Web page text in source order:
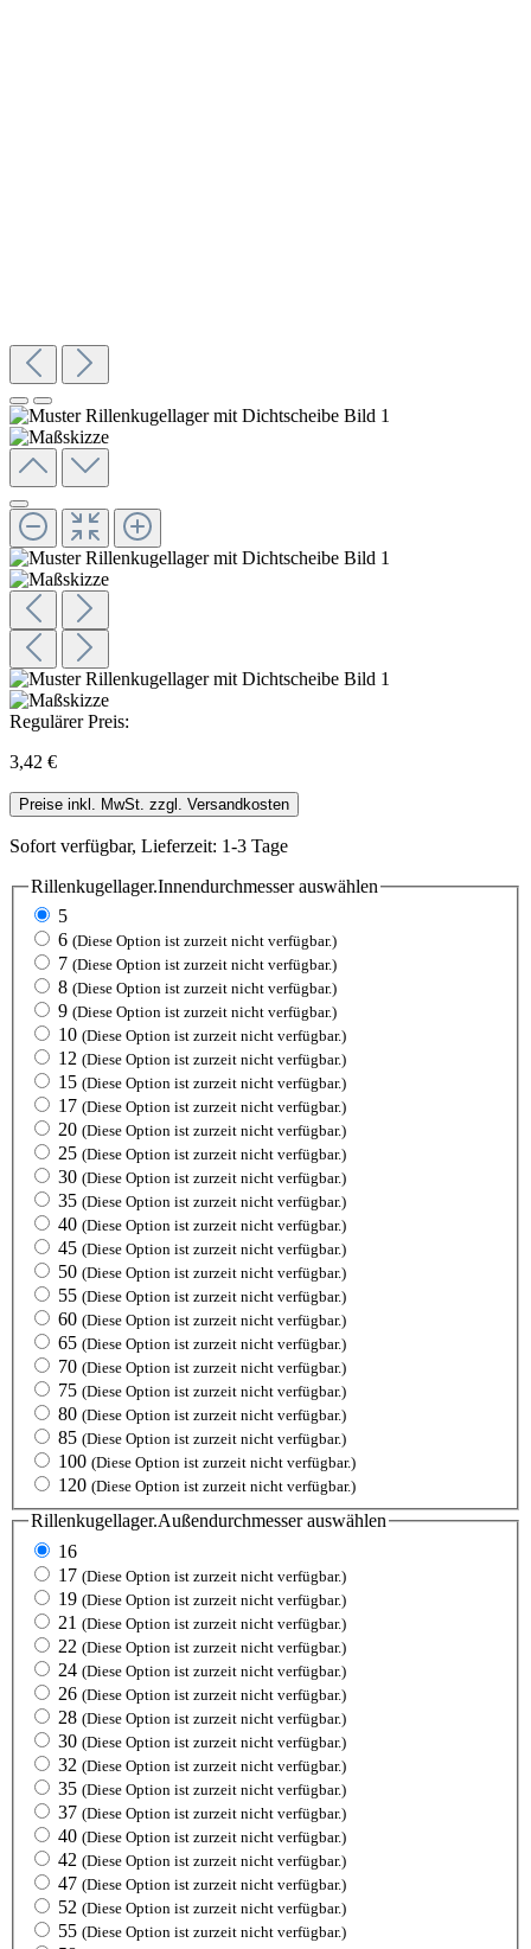
Regulärer Preis:
3,42 €
Preise inkl. MwSt. zzgl. Versandkosten
Sofort verfügbar, Lieferzeit: 1-3 Tage
Rillenkugellager.Innendurchmesserauswählen
5
6 (Diese Option ist zurzeit nicht verfügbar.)
7 (Diese Option ist zurzeit nicht verfügbar.)
8 (Diese Option ist zurzeit nicht verfügbar.)
9 (Diese Option ist zurzeit nicht verfügbar.)
10 (Diese Option ist zurzeit nicht verfügbar.)
12 (Diese Option ist zurzeit nicht verfügbar.)
15 (Diese Option ist zurzeit nicht verfügbar.)
17 (Diese Option ist zurzeit nicht verfügbar.)
20 (Diese Option ist zurzeit nicht verfügbar.)
25 (Diese Option ist zurzeit nicht verfügbar.)
30 (Diese Option ist zurzeit nicht verfügbar.)
35 (Diese Option ist zurzeit nicht verfügbar.)
40 (Diese Option ist zurzeit nicht verfügbar.)
45 (Diese Option ist zurzeit nicht verfügbar.)
50 (Diese Option ist zurzeit nicht verfügbar.)
55 (Diese Option ist zurzeit nicht verfügbar.)
60 (Diese Option ist zurzeit nicht verfügbar.)
65 (Diese Option ist zurzeit nicht verfügbar.)
70 (Diese Option ist zurzeit nicht verfügbar.)
75 (Diese Option ist zurzeit nicht verfügbar.)
80 (Diese Option ist zurzeit nicht verfügbar.)
85 (Diese Option ist zurzeit nicht verfügbar.)
100 (Diese Option ist zurzeit nicht verfügbar.)
120 (Diese Option ist zurzeit nicht verfügbar.)
Rillenkugellager.Außendurchmesserauswählen
16
17 (Diese Option ist zurzeit nicht verfügbar.)
19 (Diese Option ist zurzeit nicht verfügbar.)
21 (Diese Option ist zurzeit nicht verfügbar.)
22 (Diese Option ist zurzeit nicht verfügbar.)
24 (Diese Option ist zurzeit nicht verfügbar.)
26 (Diese Option ist zurzeit nicht verfügbar.)
28 (Diese Option ist zurzeit nicht verfügbar.)
30 (Diese Option ist zurzeit nicht verfügbar.)
32 (Diese Option ist zurzeit nicht verfügbar.)
35 (Diese Option ist zurzeit nicht verfügbar.)
37 (Diese Option ist zurzeit nicht verfügbar.)
40 (Diese Option ist zurzeit nicht verfügbar.)
42 (Diese Option ist zurzeit nicht verfügbar.)
47 (Diese Option ist zurzeit nicht verfügbar.)
52 (Diese Option ist zurzeit nicht verfügbar.)
55 (Diese Option ist zurzeit nicht verfügbar.)